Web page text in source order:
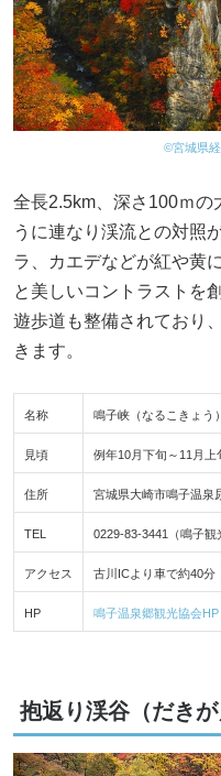
©宮城県
全長2.5km、深さ100ｍの
うに連なり渓流との対照
ラ、カエデなどが紅や黄
と美しいコントラストを
遊歩道も整備されており
きます。
名称 鳴子峡（なるこきょう）
見頃 例年10月下旬～11月上
住所 宮城県大崎市鳴子温泉
TEL 0229-83-3441（鳴子観
アクセス 古川ICより車で約40分
HP 鳴子温泉郷観光協会HP
抱返り渓谷（だき